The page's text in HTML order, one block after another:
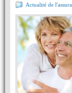
Actualité de